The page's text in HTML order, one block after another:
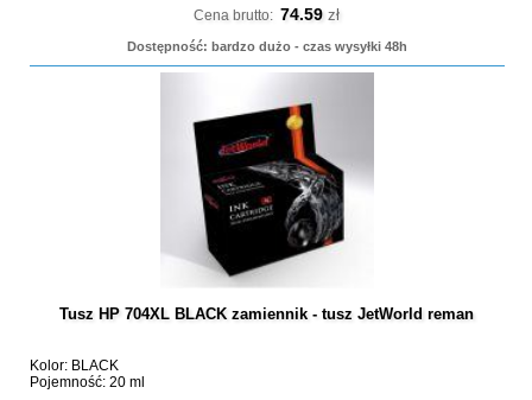
Cena brutto: 74.59 zł
Dostępność: bardzo dużo - czas wysyłki 48h
Tusz HP 704XL BLACK zamiennik - tusz JetWorld reman
Kolor: BLACK
Pojemność: 20 ml